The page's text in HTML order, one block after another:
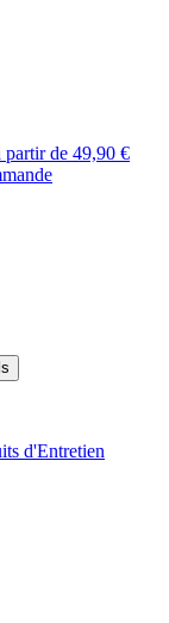
partir de 49,90 €
d'Entretien